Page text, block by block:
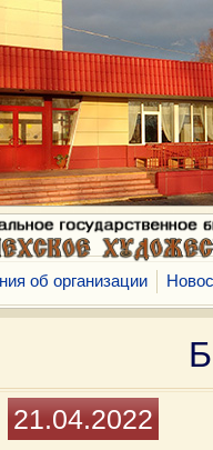
об организации
21.04.2022